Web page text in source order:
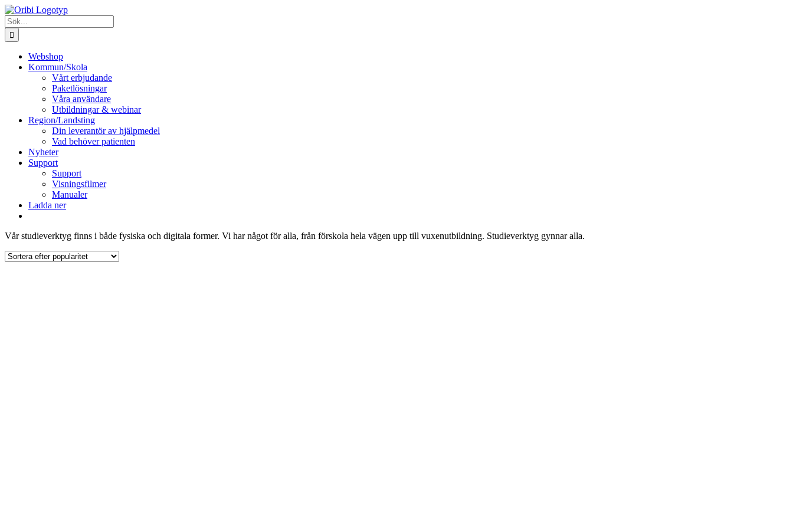
Fortsätt
till
innehållet
Sök
efter:
Webshop
Kommun/Skola
Vårt erbjudande
Paketlösningar
Våra användare
Utbildningar & webinar
Region/Landsting
Din leverantör av hjälpmedel
Vad behöver patienten
Nyheter
Support
Support
Visningsfilmer
Manualer
Ladda ner
Vår studieverktyg finns i både fysiska och digitala former. Vi har något för alla, från förskola hela vägen upp till vuxenutbildning. Studieverktyg gynnar alla.